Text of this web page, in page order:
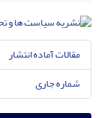
مقالات آماده انتشار
شماره جاری